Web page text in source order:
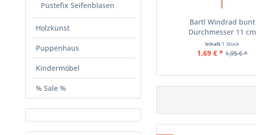
Pustefix Seifenblasen
Holzkunst
Puppenhaus
Kindermöbel
% Sale %
Bartl Windrad bunt
Durchmesser 11 cm
Inhalt 1 Stück
1,69 € * 1,95 € *